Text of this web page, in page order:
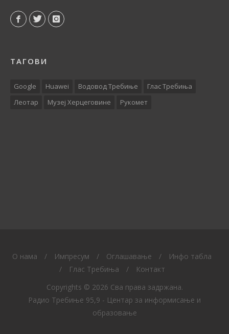
ТАГОВИ
Google Huawei Водовод Требиње
Глас Требиња
Леотар
Музеј Херцеговине Рукомет
O нама / Импресум / Оглашавање /
Инфо табла
/
Глас Требиња /
Контакт
Copyrights © 2026 Сва права задржана.
Радио Требиње 95,9 - Центар за информисање и
образовање